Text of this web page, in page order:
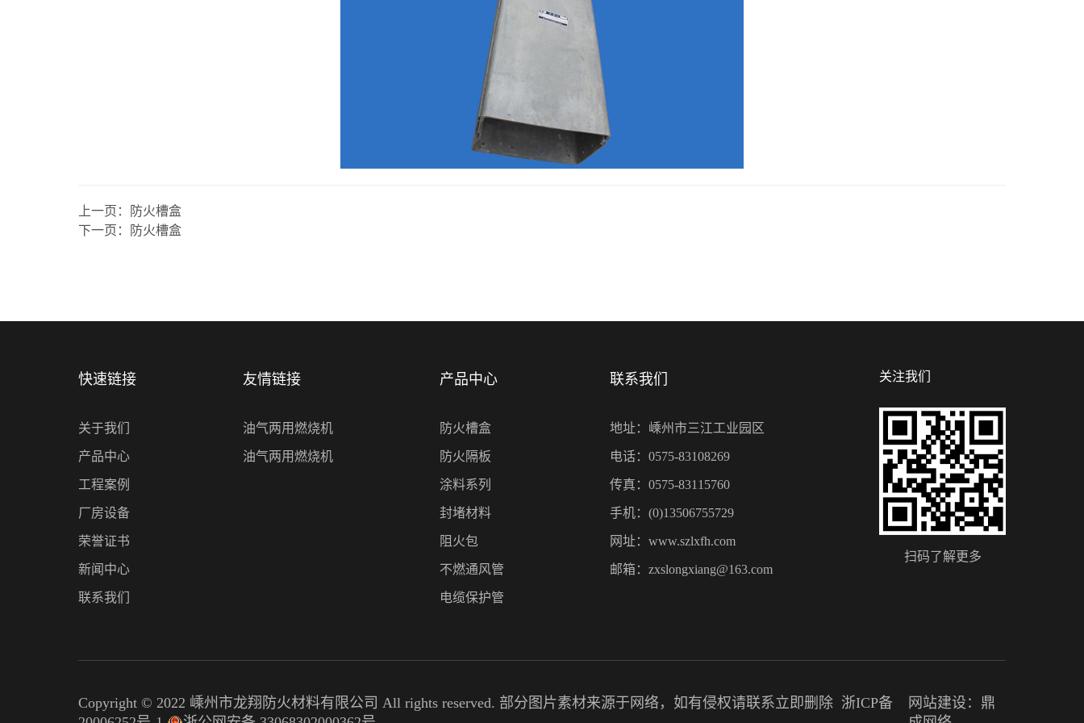
上一页：
防火槽盒
下一页：
防火槽盒
快速链接
关于我们
产品中心
工程案例
厂房设备
荣誉证书
新闻中心
联系我们
友情链接
油气两用燃烧机
油气两用燃烧机
产品中心
防火槽盒
防火隔板
涂料系列
封堵材料
阻火包
不燃通风管
电缆保护管
联系我们
地址：嵊州市三江工业园区
电话：0575-83108269
传真：0575-83115760
手机：(0)13506755729
网址：www.szlxfh.com
邮箱：zxslongxiang@163.com
关注我们
扫码了解更多
Copyright © 2022 嵊州市龙翔防火材料有限公司 All rights reserved. 部分图片素材来源于网络，如有侵权请联系立即删除 浙ICP备
网站建设：鼎